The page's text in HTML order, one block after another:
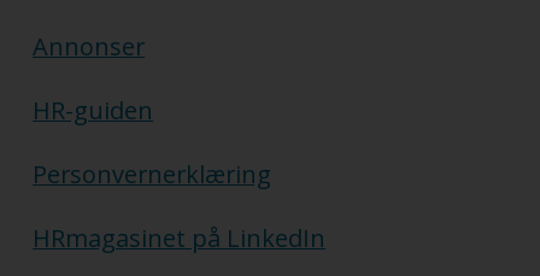
Annonser
HR-guiden
Personvernerklæring
HRmagasinet på LinkedIn